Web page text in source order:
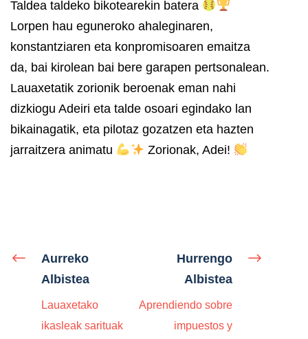
Taldea taldeko bikotearekin batera
Lorpen hau eguneroko ahaleginaren,
konstantziaren eta konpromisoaren emaitza
da, bai kirolean bai bere garapen pertsonalean.
Lauaxetatik zorionik beroenak eman nahi
dizkiogu Adeiri eta talde osoari egindako lan
bikainagatik, eta pilotaz gozatzen eta hazten
jarraitzera animatu
Zorionak, Adei!
Aurreko
Albistea
Lauaxetako
ikasleak sarituak
Hurrengo
Albistea
Aprendiendo sobre
impuestos y